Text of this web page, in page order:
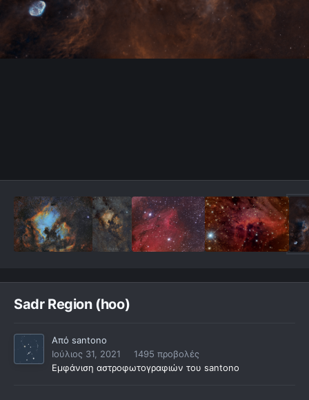
Sadr Region (hoo)
Από santono
Ιούλιος 31, 2021
1495 προβολές
Εμφάνιση αστροφωτογραφιών του santono